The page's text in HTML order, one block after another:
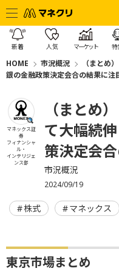
新着 人気 マーケット 特
HOME 市況概況
（まとめ
銀の金融政策決定会合の結果に注
マネックス証
券
フィナンシャ
ル・
インテリジェ
ンス部
（まとめ
て大幅続
策決定会
市況概況
2024/09/19
株式 マネックス
東京市場まとめ